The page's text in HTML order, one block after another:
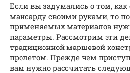
Если вы задумались о том, как
мансарду своими руками, то
применяемых материалов
параметры. Рассмотрим эти
традиционной маршевой
пролетом. Прежде чем
вам нужно рассчитать